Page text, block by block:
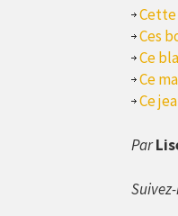
Ces
Ce
Ce
Ce
Par